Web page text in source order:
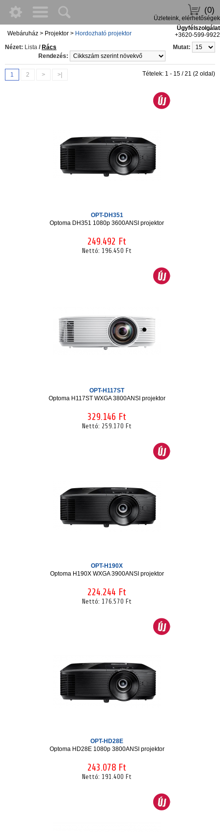
(0)
Üzleteink, elérhetőségek
Ügyfélszolgálat
+3620-599-9922
Webáruház > Projektor > Hordozható projektor
Nézet: Lista / Rács
Mutat:
Rendezés:
1 2 > >| Tételek: 1 - 15 / 21 (2 oldal)
OPT-DH351
Optoma DH351 1080p 3600ANSI projektor
249.492 Ft
Nettó: 196.450 Ft
OPT-H117ST
Optoma H117ST WXGA 3800ANSI projektor
329.146 Ft
Nettó: 259.170 Ft
OPT-H190X
Optoma H190X WXGA 3900ANSI projektor
224.244 Ft
Nettó: 176.570 Ft
OPT-HD28E
Optoma HD28E 1080p 3800ANSI projektor
243.078 Ft
Nettó: 191.400 Ft